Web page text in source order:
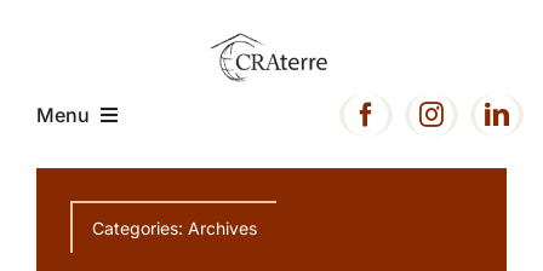
Menu
Accueil
Categories: Archives